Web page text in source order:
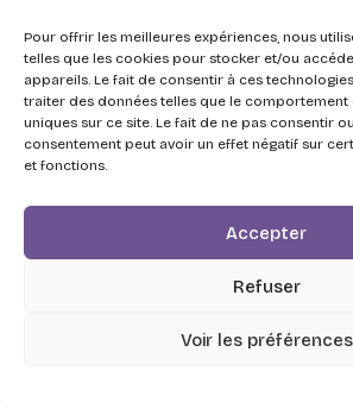
Pour offrir les meilleures expériences, nous
telles que les cookies pour stocker et/ou
appareils. Le fait de consentir à ces
traiter des données telles que le comportement
uniques sur ce site. Le fait de ne pas consentir
consentement peut avoir un effet négatif sur
et fonctions.
Accepter
Refuser
Voir les préférences
Nous contacter
2026 - Swott, l'Agentic Procurement
triple performance Achats.
Respect de la vie privée
Réglement intérieur